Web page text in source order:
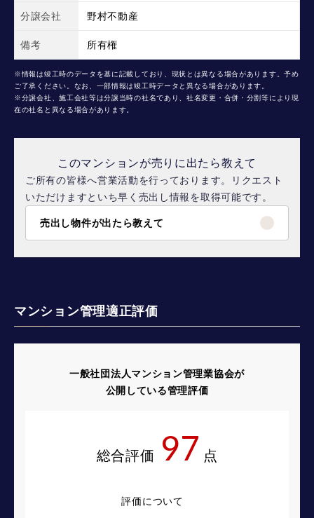
分譲会社 野村不動産
備考 所有権
※情報は竣工時のデータを基に記載しており、現状とは異なる場合があります。予め
ご了承ください。なお、一部情報は竣工時データと異なる場合があります。
※分譲会社、施工会社等は分譲当時の社名であり、社名変更・合併・分割等により現
在の社名と異なる場合があります。
このマンションが売りに出たら教えて
ご所有の皆様へ営業活動を行っております。リクエスト
いただけますといち早く売出し情報を取得可能です。
売出し物件が出たら教えて
マンション管理適正評価
一般社団法人マンション管理業協会が
公開している管理評価
総合評価 97 点
評価について